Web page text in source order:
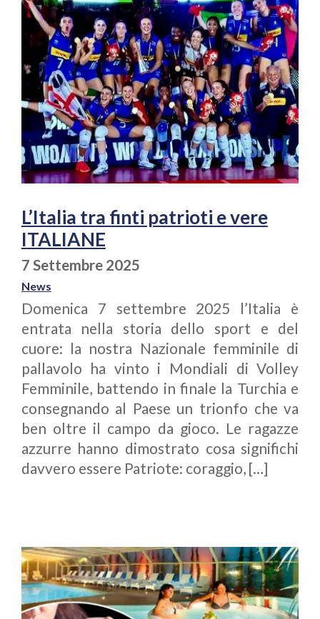
L’Italia tra finti patrioti e vere
ITALIANE
7 Settembre 2025
News
Domenica 7 settembre 2025 l’Italia è
entrata nella storia dello sport e del
cuore: la nostra Nazionale femminile di
pallavolo ha vinto i Mondiali di Volley
Femminile, battendo in finale la Turchia e
consegnando al Paese un trionfo che va
ben oltre il campo da gioco. Le ragazze
azzurre hanno dimostrato cosa significhi
davvero essere Patriote: coraggio, […]